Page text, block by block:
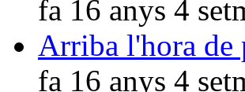
fa 16 anys 4
Arriba l'hora de
fa 16 anys 4